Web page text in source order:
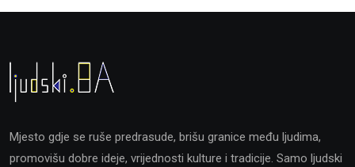
Mjesto gdje se ruše predrasude, brišu granice među ljudima,
promovišu dobre ideje, vrijednosti kulture i tradicije. Samo ljudski